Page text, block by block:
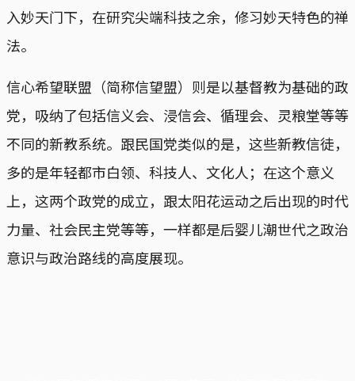
入妙天门下，在研究尖端科技之余，修习妙天特色的禅
法。
信心希望联盟（简称信望盟）则是以基督教为基础的政
党，吸纳了包括信义会、浸信会、循理会、灵粮堂等等
不同的新教系统。跟民国党类似的是，这些新教信徒，
多的是年轻都市白领、科技人、文化人；在这个意义
上，这两个政党的成立，跟太阳花运动之后出现的时代
力量、社会民主党等等，一样都是后婴儿潮世代之政治
意识与政治路线的高度展现。